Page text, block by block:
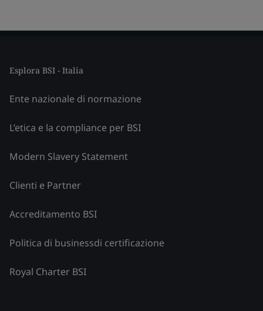
Esplora BSI - Italia
Ente nazionale di normazione
L’etica e la compliance per BSI
Modern Slavery Statement
Clienti e Partner
Accreditamento BSI
Politica di businessdi certificazione
Royal Charter BSI